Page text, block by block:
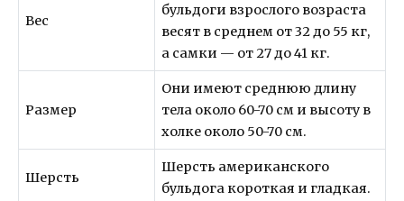
Вес
бульдоги взрослого возраста
весят в среднем от 32 до 55 кг,
а самки — от 27 до 41 кг.
Размер
Они имеют среднюю длину
тела около 60-70 см и высоту в
холке около 50-70 см.
Шерсть
Шерсть американского
бульдога короткая и гладкая.